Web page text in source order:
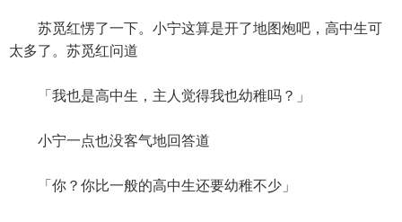
苏觅红愣了一下。小宁这算是开了地图炮吧，高中生可
太多了。苏觅红问道
「我也是高中生，主人觉得我也幼稚吗？」
小宁一点也没客气地回答道
「你？你比一般的高中生还要幼稚不少」